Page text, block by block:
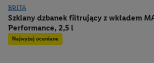
BRITA
Szklany dzbanek filtrujący z wkładem
Performance, 2,5 l
Najwyżej oceniane